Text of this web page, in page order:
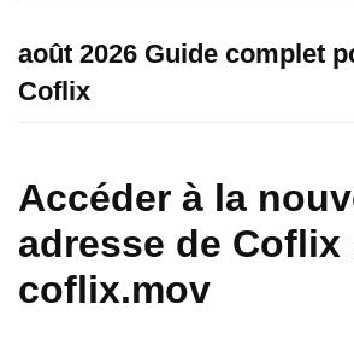
août 2026 Guide complet
Coflix
Accéder à la
adresse de Coflix
coflix.mov